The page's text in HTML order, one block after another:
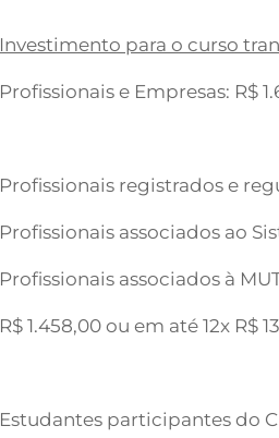
Investimento para o curso
Profissionais e Empresas: R$
Profissionais registrados e
Profissionais associados ao
Profissionais associados à
R$ 1.458,00 ou em até 12x R$
Estudantes participantes do